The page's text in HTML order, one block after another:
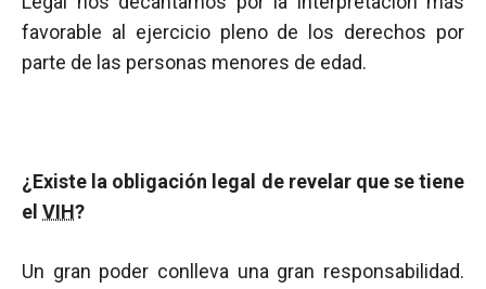
favorable al ejercicio pleno de los derechos por
parte de las personas menores de edad.
¿Existe la obligación legal de revelar que se tiene
el VIH?
Un gran poder conlleva una gran responsabilidad.